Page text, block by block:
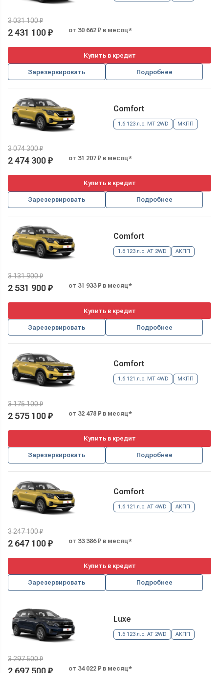
3 031 100 ₽
2 431 100 ₽ от 30 662 ₽ в месяц*
Купить в кредит
Зарезервировать Подробнее
Comfort
1.6 123 л.с. MT 2WD МКПП
3 074 300 ₽
2 474 300 ₽ от 31 207 ₽ в месяц*
Купить в кредит
Зарезервировать Подробнее
Comfort
1.6 123 л.с. AT 2WD АКПП
3 131 900 ₽
2 531 900 ₽ от 31 933 ₽ в месяц*
Купить в кредит
Зарезервировать Подробнее
Comfort
1.6 121 л.с. MT 4WD МКПП
3 175 100 ₽
2 575 100 ₽ от 32 478 ₽ в месяц*
Купить в кредит
Зарезервировать Подробнее
Comfort
1.6 121 л.с. AT 4WD АКПП
3 247 100 ₽
2 647 100 ₽ от 33 386 ₽ в месяц*
Купить в кредит
Зарезервировать Подробнее
Luxe
1.6 123 л.с. AT 2WD АКПП
3 297 500 ₽
2 697 500 ₽ от 34 022 ₽ в месяц*